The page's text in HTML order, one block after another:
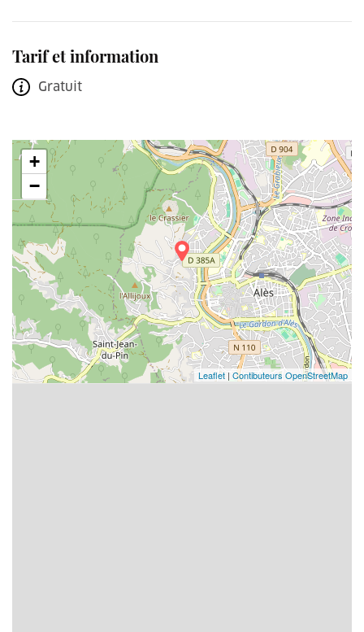
Tarif et information
Gratuit
+
−
Leaflet | Contibuteurs OpenStreetMap